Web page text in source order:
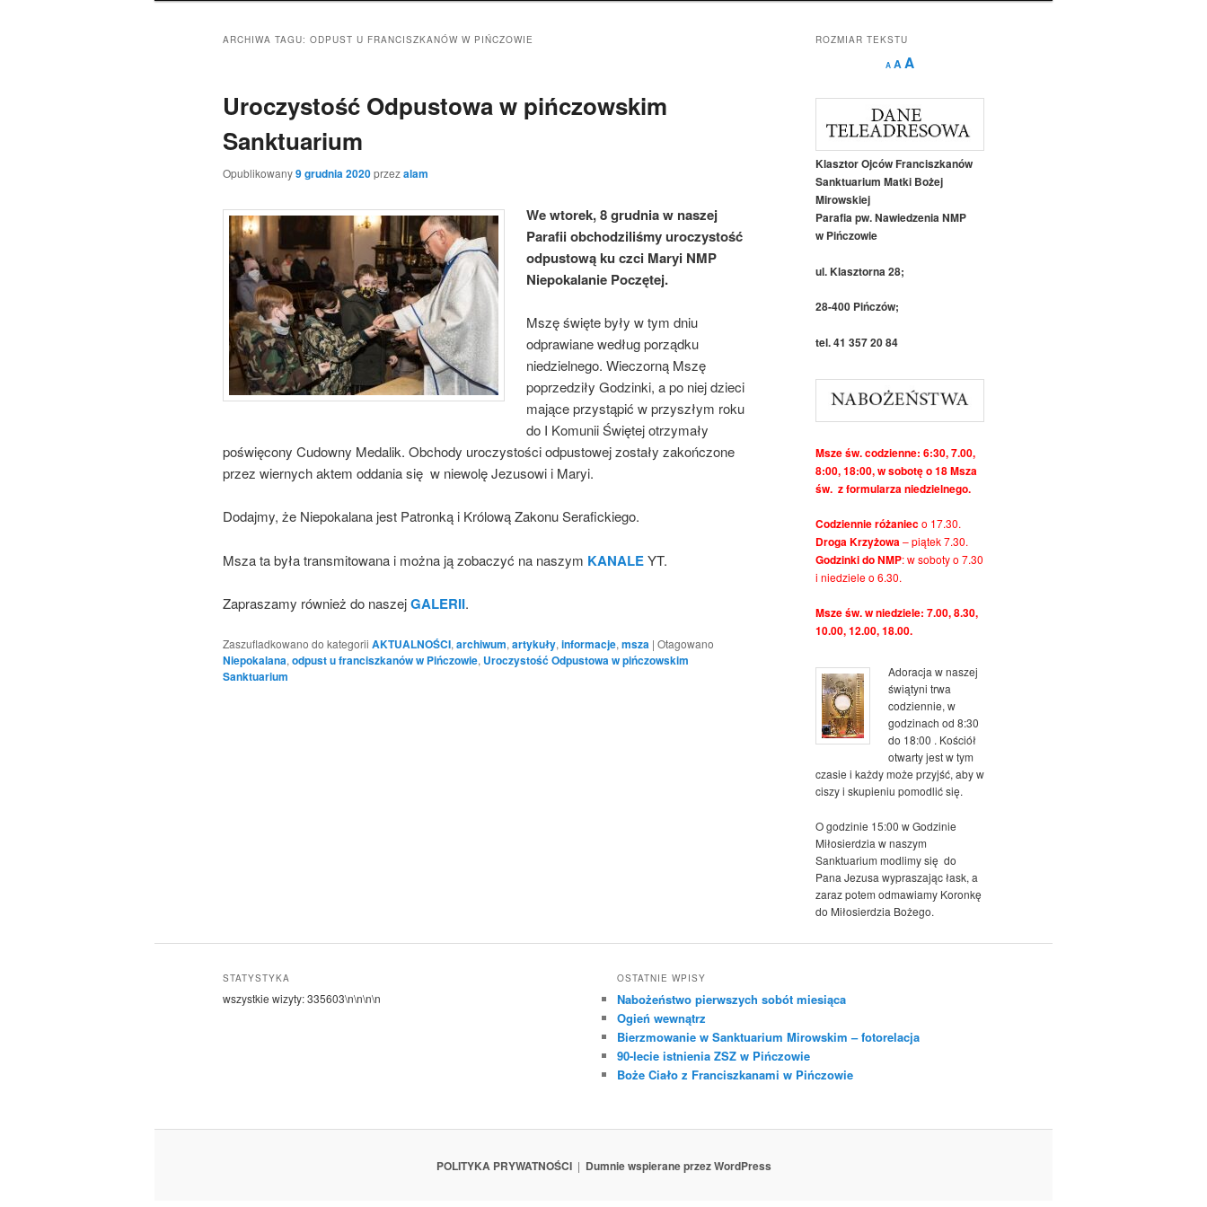
ARCHIWA TAGU: ODPUST U FRANCISZKANÓW W PIŃCZOWIE
Uroczystość Odpustowa w pińczowskim
Sanktuarium
Opublikowany9 grudnia 2020przezalam
We wtorek, 8 grudnia w naszej
Parafii obchodziliśmy uroczystość
odpustową ku czci Maryi NMP
Niepokalanie Poczętej.
Mszę święte były w tym dniu
odprawiane według porządku
niedzielnego. Wieczorną Mszę
poprzedziły Godzinki, a po niej dzieci
mające przystąpić w przyszłym roku
do I Komunii Świętej otrzymały
poświęcony Cudowny Medalik. Obchody uroczystości odpustowej zostały zakończone
przez wiernych aktem oddania się w niewolę Jezusowi i Maryi.
Dodajmy, że Niepokalana jest Patronką i Królową Zakonu Serafickiego.
Msza ta była transmitowana i można ją zobaczyć na naszym KANALEYT.
Zapraszamy również do naszejGALERII.
Zaszufladkowano do kategorii AKTUALNOŚCI,archiwum,artykuły,informacje,msza | Otagowano
Niepokalana,odpust u franciszkanów w Pińczowie, Uroczystość Odpustowa w pińczowskim
Sanktuarium
ROZMIAR TEKSTU
A
Decrease
font
A Reset
AIncrease
size.
Klasztor Ojców Franciszkanów
Sanktuarium Matki Bożej
Mirowskiej
Parafia pw. Nawiedzenia NMP
w Pińczowie
ul. Klasztorna 28;
28-400 Pińczów;
tel. 41 357 20 84
Msze św. codzienne: 6:30, 7.00,
8:00, 18:00, w sobotę o 18 Msza
św. z formularza niedzielnego.
Codziennie różanieco 17.30.
Droga Krzyżowa– piątek 7.30.
Godzinki do NMP: w soboty o 7.30
i niedziele o 6.30.
Msze św. w niedziele: 7.00, 8.30,
10.00, 12.00, 18.00.
Adoracja w naszej
świątyni trwa
codziennie, w
godzinach od 8:30
do 18:00 . Kościół
otwarty jest w tym
czasie i każdy może przyjść, aby w
ciszy i skupieniu pomodlić się.
O godzinie 15:00 w Godzinie
Miłosierdzia w naszym
Sanktuarium modlimy się do
Pana Jezusa wypraszając łask, a
zaraz potem odmawiamy Koronkę
do Miłosierdzia Bożego.
STATYSTYKA
wszystkie wizyty:335603\n\n\n\n
OSTATNIE WPISY
Nabożeństwo pierwszych sobót miesiąca
Ogień wewnątrz
Bierzmowanie w Sanktuarium Mirowskim – fotorelacja
90-lecie istnienia ZSZ w Pińczowie
Boże Ciało z Franciszkanami w Pińczowie
POLITYKA PRYWATNOŚCI Dumnie wspierane przez WordPress